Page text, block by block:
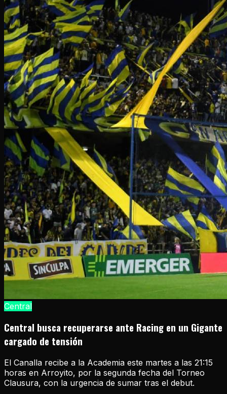
Central
Central busca recuperarse ante Racing en un Gigante
cargado de tensión
El Canalla recibe a la Academia este martes a las 21:15
horas en Arroyito, por la segunda fecha del Torneo
Clausura, con la urgencia de sumar tras el debut.